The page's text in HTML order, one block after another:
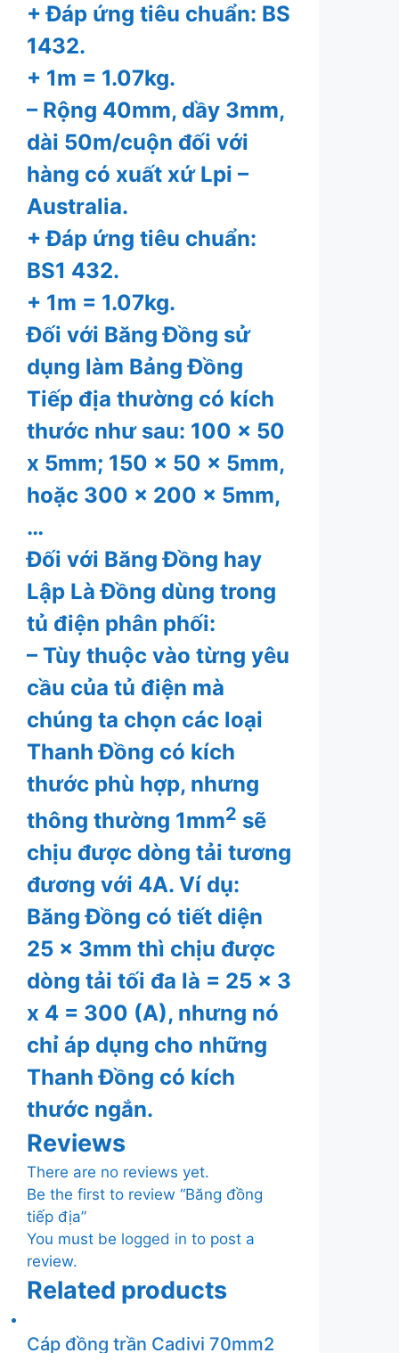
+ Đáp ứng tiêu chuẩn: BS
1432.
+ 1m = 1.07kg.
– Rộng 40mm, dầy 3mm,
dài 50m/cuộn đối với
hàng có xuất xứ Lpi –
Australia.
+ Đáp ứng tiêu chuẩn:
BS1 432.
+ 1m = 1.07kg.
Đối với Băng Đồng sử
dụng làm Bảng Đồng
Tiếp địa thường có kích
thước như sau: 100 x 50
x 5mm; 150 x 50 x 5mm,
hoặc 300 x 200 x 5mm,
…
Đối với Băng Đồng hay
Lập Là Đồng dùng trong
tủ điện phân phối:
– Tùy thuộc vào từng yêu
cầu của tủ điện mà
chúng ta chọn các loại
Thanh Đồng có kích
thước phù hợp, nhưng
thông thường 1mm2 sẽ
chịu được dòng tải tương
đương với 4A. Ví dụ:
Băng Đồng có tiết diện
25 x 3mm thì chịu được
dòng tải tối đa là = 25 x 3
x 4 = 300 (A), nhưng nó
chỉ áp dụng cho những
Thanh Đồng có kích
thước ngắn.
Reviews
There are no reviews yet.
Be the first to review “Băng đồng
tiếp địa”
You must be logged in to post a
review.
Related products
Cáp đồng trần Cadivi 70mm2